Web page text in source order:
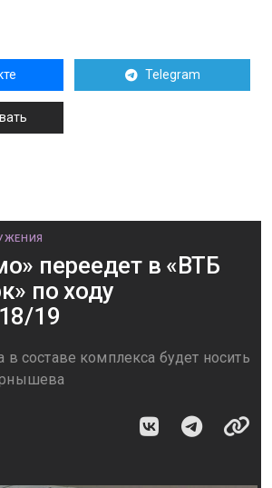
Telegram
переедет в «ВТБ
по ходу
19
в составе комплекса будет носить